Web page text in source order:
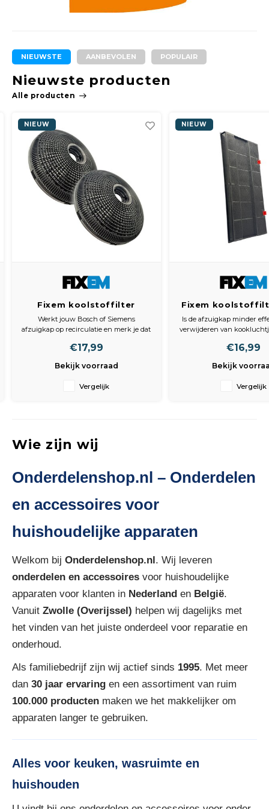
NIEUWSTE AANBEVOLEN POPULAIR
Nieuwste producten
Alle producten
NIEUW
Fixem koolstoffilter
geschikt voor Bosch,
Siemens - 00796390 -
afzuigkap filter - Ø190 mm
- set 2 stuks
Werkt jouw Bosch of Siemens
afzuigkap op recirculatie en merk je dat
Dan is het waarschijnlijk tijd om de
actieve koolstoffilter set bestaat uit 2
€17,99
Bekijk voorraad
Vergelijk
NIEUW
Fixem
150 / DKF24
Whirlpool, Ikea,
CFC0141729,
KITFC150
Is de afzuigkap minder
verwijderen van
waarschijnlijk tijd om het
hoogwaardige Fixem
€16,99
Bekijk
Vergelijk
Wie zijn wij
Onderdelenshop.nl – Onderdelen
en accessoires voor
huishoudelijke apparaten
Welkom bij Onderdelenshop.nl. Wij leveren
onderdelen en accessoires voor huishoudelijke
apparaten voor klanten in Nederland en België.
Vanuit Zwolle (Overijssel) helpen wij dagelijks met
het vinden van het juiste onderdeel voor reparatie en
onderhoud.
Als familiebedrijf zijn wij actief sinds 1995. Met meer
dan 30 jaar ervaring en een assortiment van ruim
100.000 producten maken we het makkelijker om
apparaten langer te gebruiken.
Alles voor keuken, wasruimte en
huishouden